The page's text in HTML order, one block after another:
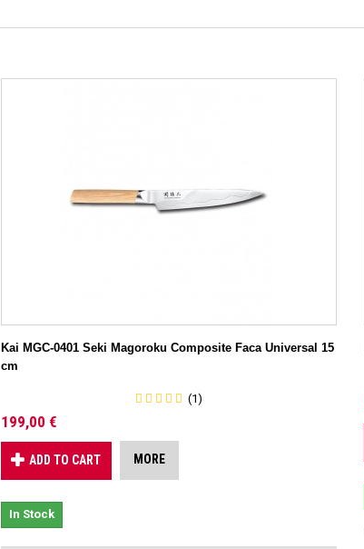
Kai MGC-0401 Seki Magoroku Composite Faca Universal 15
cm
(1)
199,00 €
ADD TO CART MORE
In Stock